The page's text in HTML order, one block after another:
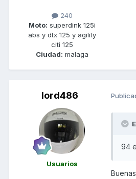
240
Moto: superdink 125i
abs y dtx 125 y agility
citi 125
Ciudad: malaga
lord486
Usuarios
94
Buenas,